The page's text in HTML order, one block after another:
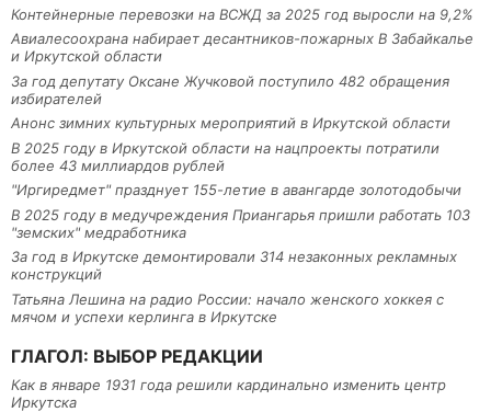
Контейнерные перевозки на ВСЖД за 2025 год выросли на 9,2%
Авиалесоохрана набирает десантников-пожарных В Забайкалье
и Иркутской области
За год депутату Оксане Жучковой поступило 482 обращения
избирателей
Анонс зимних культурных мероприятий в Иркутской области
В 2025 году в Иркутской области на нацпроекты потратили
более 43 миллиардов рублей
"Иргиредмет" празднует 155-летие в авангарде золотодобычи
В 2025 году в медучреждения Приангарья пришли работать 103
"земских" медработника
За год в Иркутске демонтировали 314 незаконных рекламных
конструкций
Татьяна Лешина на радио России: начало женского хоккея с
мячом и успехи керлинга в Иркутске
ГЛАГОЛ: ВЫБОР РЕДАКЦИИ
Как в январе 1931 года решили кардинально изменить центр
Иркутска